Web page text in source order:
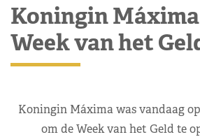
Koningin
Week van het
Koningin Máxima was vandaag
om de Week van het Geld te